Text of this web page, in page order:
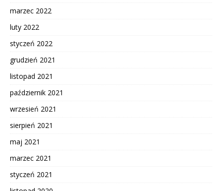
marzec 2022
luty 2022
styczeń 2022
grudzień 2021
listopad 2021
październik 2021
wrzesień 2021
sierpień 2021
maj 2021
marzec 2021
styczeń 2021